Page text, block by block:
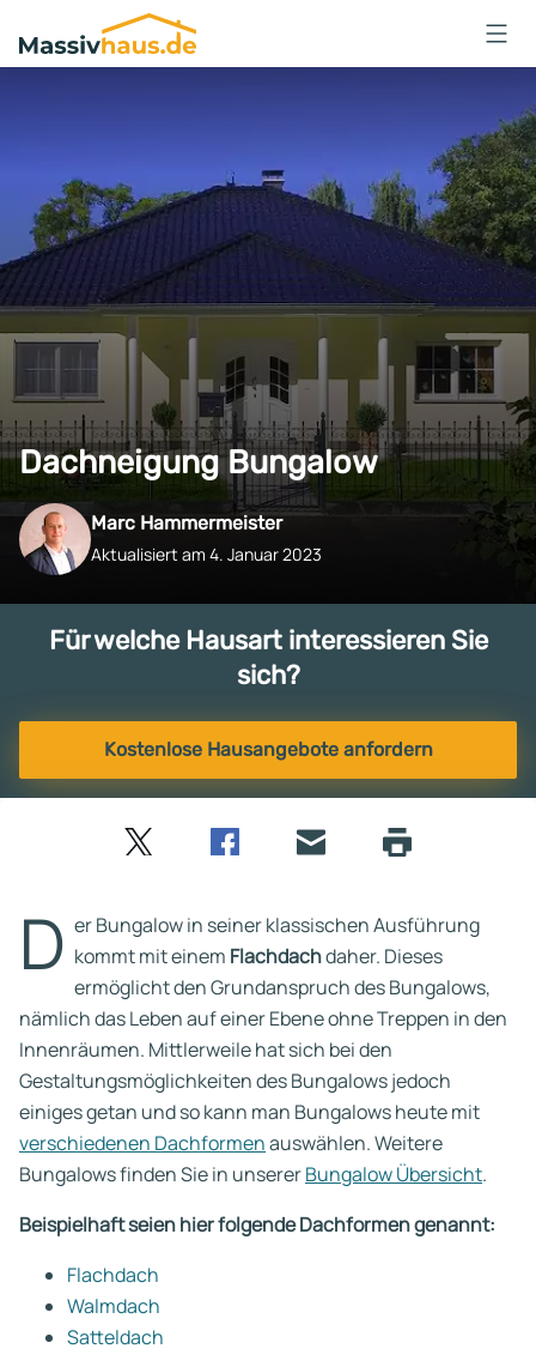
Massivhaus
Logo
Dachneigung Bungalow
Marc Hammermeister
Aktualisiert am 4. Januar 2023
Für welche Hausart interessieren Sie
sich?
Kostenlose Hausangebote anfordern
D er Bungalow in seiner klassischen Ausführung
kommt mit einem Flachdachdaher. Dieses
ermöglicht den Grundanspruch des Bungalows,
nämlich das Leben auf einer Ebene ohne Treppen in den
Innenräumen. Mittlerweile hat sich bei den
Gestaltungsmöglichkeiten des Bungalows jedoch
einiges getan und so kann man Bungalows heute mit
verschiedenen Dachformenauswählen. Weitere
Bungalows finden Sie in unsererBungalow Übersicht.
Beispielhaft seien hier folgende Dachformen genannt:
Flachdach
Walmdach
Satteldach